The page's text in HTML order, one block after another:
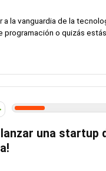
a la vanguardia de la
programación o quizás estás
lanzar una startup